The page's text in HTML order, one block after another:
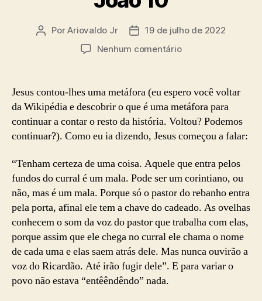
Autor
PorAriovaldo Jr
Data19 de julho de 2022
Nenhum comentárioem
Jesus contou-lhes uma metáfora (eu espero você voltar
da Wikipédia e descobrir o que é uma metáfora para
continuar a contar o resto da história. Voltou? Podemos
continuar?). Como eu ia dizendo, Jesus começou a falar:
“Tenham certeza de uma coisa. Aquele que entra pelos
fundos do curral é um mala. Pode ser um corintiano, ou
não, mas é um mala. Porque só o pastor do rebanho entra
pela porta, afinal ele tem a chave do cadeado. As ovelhas
conhecem o som da voz do pastor que trabalha com elas,
porque assim que ele chega no curral ele chama o nome
de cada uma e elas saem atrás dele. Mas nunca ouvirão a
voz do Ricardão. Até irão fugir dele”. E para variar o
povo não estava “entêêndêndo” nada.